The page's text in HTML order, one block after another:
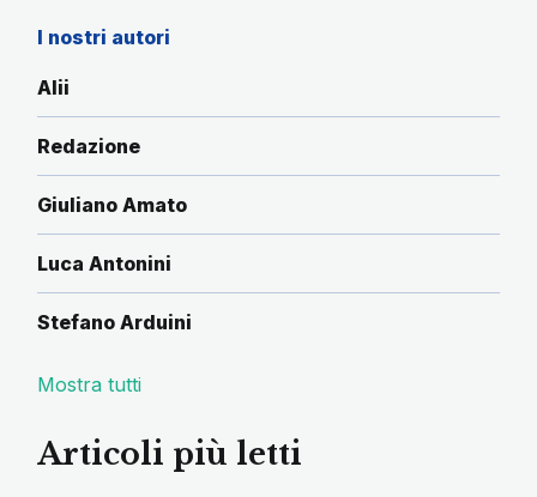
I nostri autori
Alii
Redazione
Giuliano Amato
Luca Antonini
Stefano Arduini
Mostra tutti
Articoli più letti